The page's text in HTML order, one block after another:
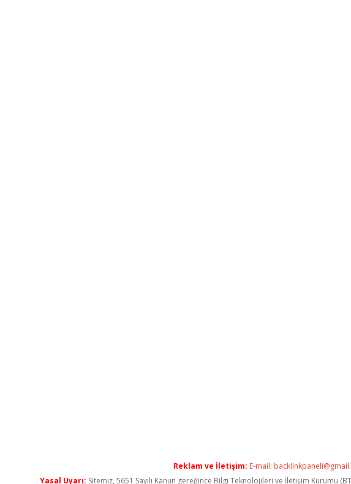
Reklam ve İletişim: E-mail:
Yasal Uyarı: Sitemiz, 5651 Sayılı Kanun gereğince Bilgi Teknolojileri ve İletişim Kurumu